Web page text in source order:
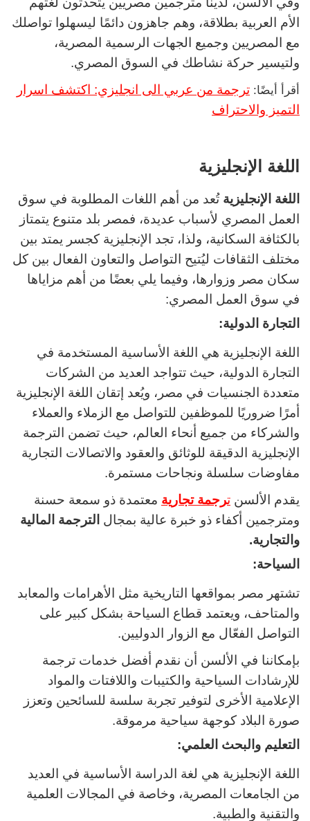
الأم العربية بطلاقة، وهم جاهزون دائمًا ليسهلوا تواصلك
مع المصريين وجميع الجهات الرسمية المصرية،
ولتيسير حركة نشاطك في السوق المصري.
أقرأ أيضًا: ترجمة من عربي الى انجليزي: اكتشف اسرار
التميز والاحتراف
اللغة الإنجليزية
اللغة الإنجليزية تُعد من أهم اللغات المطلوبة في سوق
العمل المصري لأسباب عديدة، فمصر بلد متنوع يتمتاز
بالكثافة السكانية، ولذا، تجد الإنجليزية كجسر يمتد بين
مختلف الثقافات ليُتيح التواصل والتعاون الفعال بين كل
سكان مصر وزوارها، وفيما يلي بعضًا من أهم مزاياها
في سوق العمل المصري:
التجارة الدولية:
اللغة الإنجليزية هي اللغة الأساسية المستخدمة في
التجارة الدولية، حيث تتواجد العديد من الشركات
متعددة الجنسيات في مصر، ويُعد إتقان اللغة الإنجليزية
أمرًا ضروريًا للموظفين للتواصل مع الزملاء والعملاء
والشركاء من جميع أنحاء العالم، حيث تضمن الترجمة
الإنجليزية الدقيقة للوثائق والعقود والاتصالات التجارية
مفاوضات سلسلة ونجاحات مستمرة.
يقدم الألسن ترجمة تجارية معتمدة ذو سمعة حسنة
ومترجمين أكفاء ذو خبرة عالية بمجال الترجمة المالية
والتجارية.
السياحة:
تشتهر مصر بمواقعها التاريخية مثل الأهرامات والمعابد
والمتاحف، ويعتمد قطاع السياحة بشكل كبير على
التواصل الفعّال مع الزوار الدوليين.
بإمكاننا في الألسن أن نقدم أفضل خدمات ترجمة
للإرشادات السياحية والكتيبات واللافتات والمواد
الإعلامية الأخرى لتوفير تجربة سلسة للسائحين وتعزز
صورة البلاد كوجهة سياحية مرموقة.
التعليم والبحث العلمي:
اللغة الإنجليزية هي لغة الدراسة الأساسية في العديد
من الجامعات المصرية، وخاصة في المجالات العلمية
والتقنية والطبية.